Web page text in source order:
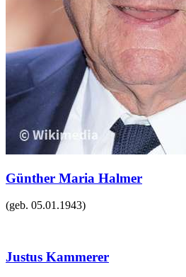
Günther Maria Halmer
(geb. 05.01.1943)
Justus Kammerer